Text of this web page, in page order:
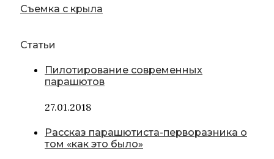
Съемка с крыла
Статьи
Пилотирование современных
парашютов
27.01.2018
Рассказ парашютиста-перворазника о
том «как это было»